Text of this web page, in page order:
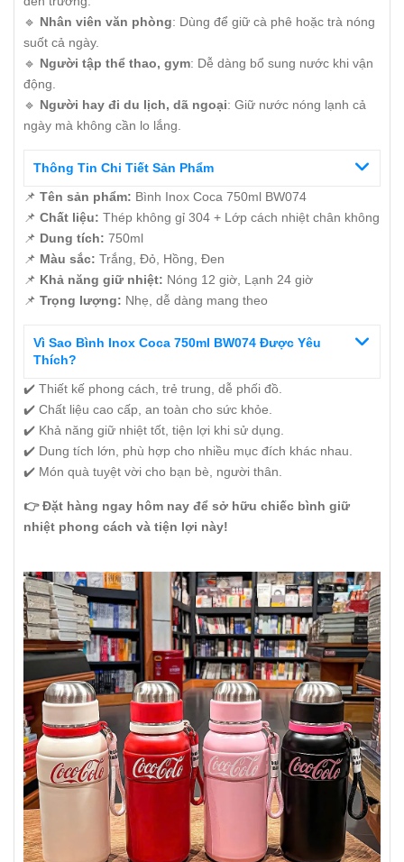
🔹 Nhân viên văn phòng: Dùng để giữ cà phê hoặc trà nóng
suốt cả ngày.
🔹 Người tập thể thao, gym: Dễ dàng bổ sung nước khi vận
động.
🔹 Người hay đi du lịch, dã ngoại: Giữ nước nóng lạnh cả
ngày mà không cần lo lắng.
Thông Tin Chi Tiết Sản Phẩm
📌 Tên sản phẩm: Bình Inox Coca 750ml BW074
📌 Chất liệu: Thép không gỉ 304 + Lớp cách nhiệt chân không
📌 Dung tích: 750ml
📌 Màu sắc: Trắng, Đỏ, Hồng, Đen
📌 Khả năng giữ nhiệt: Nóng 12 giờ, Lạnh 24 giờ
📌 Trọng lượng: Nhẹ, dễ dàng mang theo
Vì Sao Bình Inox Coca 750ml BW074 Được Yêu
Thích?
✔️ Thiết kế phong cách, trẻ trung, dễ phối đồ.
✔️ Chất liệu cao cấp, an toàn cho sức khỏe.
✔️ Khả năng giữ nhiệt tốt, tiện lợi khi sử dụng.
✔️ Dung tích lớn, phù hợp cho nhiều mục đích khác nhau.
✔️ Món quà tuyệt vời cho bạn bè, người thân.
👉 Đặt hàng ngay hôm nay để sở hữu chiếc bình giữ
nhiệt phong cách và tiện lợi này!